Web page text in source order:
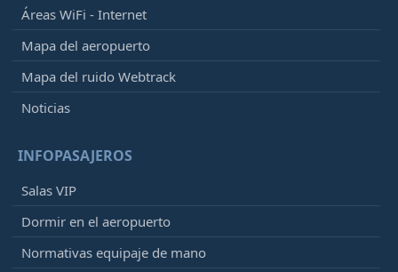
Áreas WiFi - Internet
Mapa del aeropuerto
Mapa del ruido Webtrack
Noticias
INFOPASAJEROS
Salas VIP
Dormir en el aeropuerto
Normativas equipaje de mano